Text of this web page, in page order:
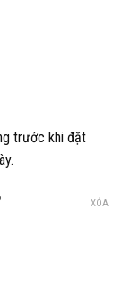
trước khi đặt
XÓA
hạn số lượng